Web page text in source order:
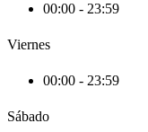
00:00 - 23:59
Viernes
00:00 - 23:59
Sábado